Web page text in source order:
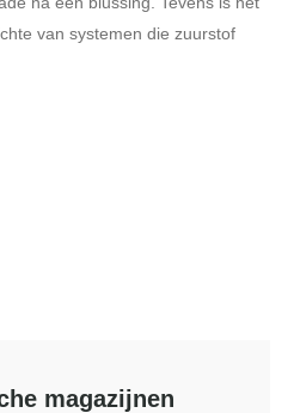
van systemen die zuurstof
magazijnen